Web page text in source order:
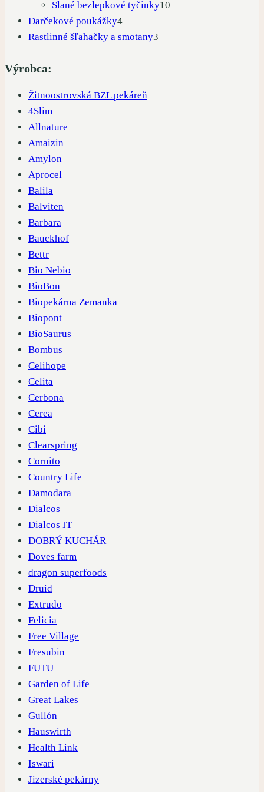
produktov
Slané bezlepkové tyčinky10
Darčekové poukážky44
produkty
Rastlinné šľahačky a smotany3
Výrobca:
Žitnoostrovská BZL pekáreň
4Slim
Allnature
Amaizin
Amylon
Aprocel
Balila
Balviten
Barbara
Bauckhof
Bettr
Bio Nebio
BioBon
Biopekárna Zemanka
Biopont
BioSaurus
Bombus
Celihope
Celita
Cerbona
Cerea
Cibi
Clearspring
Cornito
Country Life
Damodara
Dialcos
Dialcos IT
DOBRÝ KUCHÁR
Doves farm
dragon superfoods
Druid
Extrudo
Felicia
Free Village
Fresubin
FUTU
Garden of Life
Great Lakes
Gullón
Hauswirth
Health Link
Iswari
Jizerské pekárny